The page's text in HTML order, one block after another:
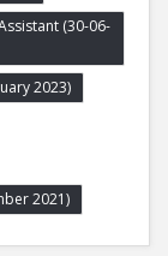
(30-06-
2023)
2021)